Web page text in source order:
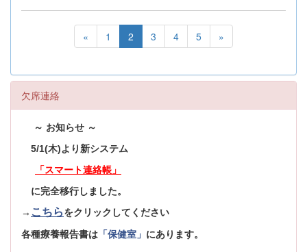
« 1 2 3 4 5 »
欠席連絡
～ お知らせ ～
5/1(木)より新システム
「スマート連絡帳」
に完全移行しました。
→ こちらをクリックしてください
各種療養報告書は 「保健室」 にあります。